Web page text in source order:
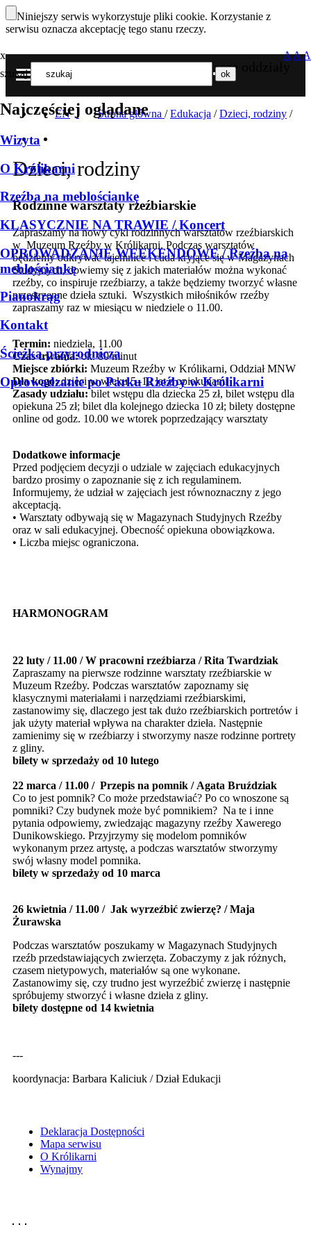
Niniejszy serwis wykorzystuje pliki cookie. Korzystanie z
serwisu oznacza akceptację tego stanu rzeczy.
Nasze oddziały
MENU
x
szukaj
Najczęściej oglądane
Wizyta
O Królikarni
Rzeźba na meblościankę
KLASYCZNIE NA TRAWIE / Koncert
OPROWADZANIE WEEKENDOWE / Rzeźba na
meblościankę
Pianokrąg
Kontakt
Ścieżka przyrodnicza
Oprowadzanie po Parku Rzeźby w Królikarni
AAA
EN Strona główna / Edukacja /Dzieci, rodziny /
Dzieci, rodziny
Rodzinne warsztaty rzeźbiarskie
Zapraszamy na nowy cykl rodzinnych warsztatów rzeźbiarskich
w Muzeum Rzeźby w Królikarni. Podczas warsztatów
będziemy odkrywać tajemnice i cuda kryjące się w Magazynach
Studyjnych, dowiemy się z jakich materiałów można wykonać
rzeźby, co inspiruje rzeźbiarzy, a także będziemy tworzyć własne
przestrzenne dzieła sztuki. Wszystkich miłośników rzeźby
zapraszamy raz w miesiącu w niedziele o 11.00.
Termin: niedziela, 11.00
Czas trwania:ok. 80 minut
Miejsce zbiórki: Muzeum Rzeźby w Królikarni, Oddział MNW
Dla kogo:dzieci w wieku 5–12 lat z opiekunami
Zasady udziału: bilet wstępu dla dziecka 25 zł, bilet wstępu dla
opiekuna 25 zł; bilet dla kolejnego dziecka 10 zł; bilety dostępne
online od godz. 10.00 we wtorek poprzedzający warsztaty
Dodatkowe informacje
Przed podjęciem decyzji o udziale w zajęciach edukacyjnych
bardzo prosimy o zapoznanie się z ich regulaminem.
Informujemy, że udział w zajęciach jest równoznaczny z jego
akceptacją.
• Warsztaty odbywają się w Magazynach Studyjnych Rzeźby
oraz w sali edukacyjnej. Obecność opiekuna obowiązkowa.
• Liczba miejsc ograniczona.
HARMONOGRAM
22 luty / 11.00 / W pracowni rzeźbiarza / Rita Twardziak
Zapraszamy na pierwsze rodzinne warsztaty rzeźbiarskie w
Muzeum Rzeźby. Podczas warsztatów zapoznamy się
klasycznymi materiałami i narzędziami rzeźbiarskimi,
zastanowimy się, dlaczego jest tak dużo rzeźbiarskich portretów i
jak użyty materiał wpływa na charakter dzieła. Następnie
zamienimy się w rzeźbiarzy i stworzymy nasze rodzinne portrety
z gliny.
bilety w sprzedaży od 10 lutego
22 marca / 11.00 / Przepis na pomnik / Agata Bruździak
Co to jest pomnik? Co może przedstawiać? Po co wnoszone są
pomniki? Czy budynek może być pomnikiem? Na te i inne
pytania odpowiemy, zwiedzając magazyny rzeźby Xawerego
Dunikowskiego. Przyjrzymy się modelom pomników
wykonanym przez artystę, a podczas warsztatów stworzymy
swój własny model pomnika.
bilety w sprzedaży od 10 marca
26 kwietnia / 11.00 / Jak wyrzeźbić zwierzę? / Maja
Żurawska
Podczas warsztatów poszukamy w Magazynach Studyjnych
rzeźb przedstawiających zwierzęta. Zobaczymy z jak różnych,
czasem nietypowych, materiałów są one wykonane.
Zastanowimy się, czy trudno jest wyrzeźbić zwierzę i następnie
spróbujemy stworzyć i własne dzieła z gliny.
bilety dostępne od 14 kwietnia
---
koordynacja: Barbara Kaliciuk / Dział Edukacji
Deklaracja Dostępności
Mapa serwisu
O Królikarni
Wynajmy